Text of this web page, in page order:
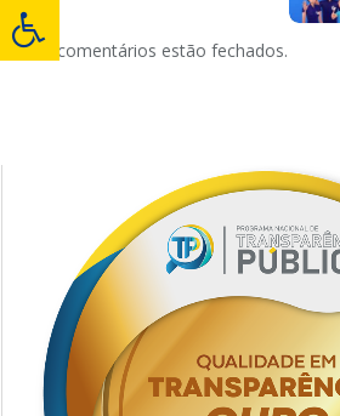
Os comentários estão fechados.